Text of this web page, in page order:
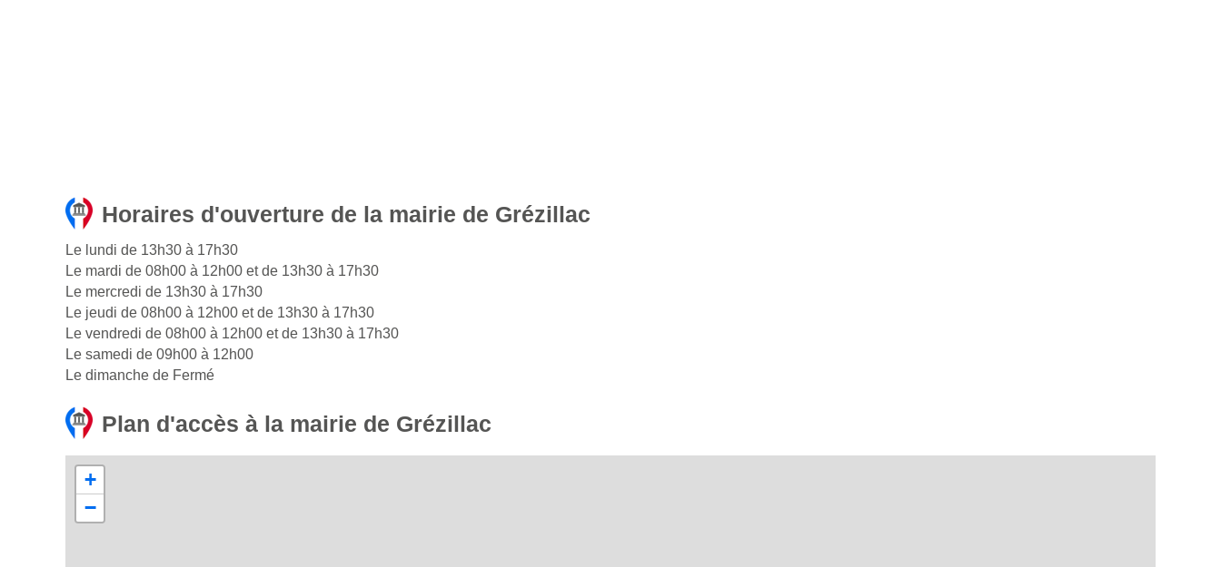
Horaires d'ouverture de la mairie de Grézillac
Le lundi de 13h30 à 17h30
Le mardi de 08h00 à 12h00 et de 13h30 à 17h30
Le mercredi de 13h30 à 17h30
Le jeudi de 08h00 à 12h00 et de 13h30 à 17h30
Le vendredi de 08h00 à 12h00 et de 13h30 à 17h30
Le samedi de 09h00 à 12h00
Le dimanche de Fermé
Plan d'accès à la mairie de Grézillac
+
−